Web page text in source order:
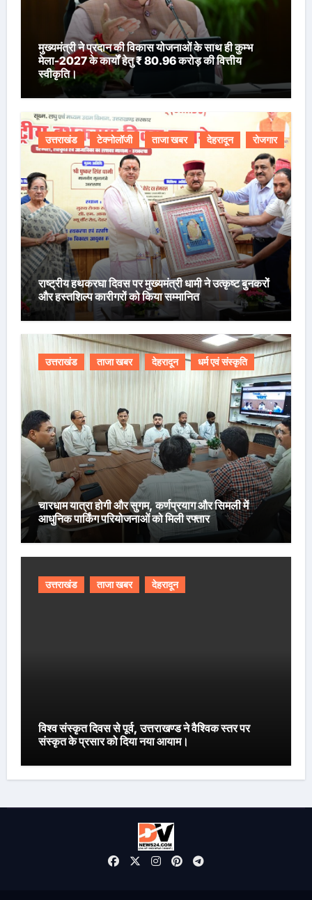
मुख्यमंत्री ने प्रदान की विकास योजनाओं के साथ ही कुम्भ
मेला-2027 के कार्यों हेतु ₹ 80.96 करोड़ की वित्तीय
स्वीकृति।
उत्तराखंड टेक्नोलॉजी ताजा खबर देहरादून रोजगार
राष्ट्रीय हथकरघा दिवस पर मुख्यमंत्री धामी ने उत्कृष्ट बुनकरों
और हस्तशिल्प कारीगरों को किया सम्मानित
उत्तराखंड ताजा खबर देहरादून धर्म एवं संस्कृति
चारधाम यात्रा होगी और सुगम, कर्णप्रयाग और सिमली में
आधुनिक पार्किंग परियोजनाओं को मिली रफ्तार
उत्तराखंड ताजा खबर देहरादून
विश्व संस्कृत दिवस से पूर्व, उत्तराखण्ड ने वैश्विक स्तर पर
संस्कृत के प्रसार को दिया नया आयाम।